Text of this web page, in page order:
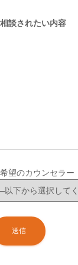
談されたい内容
望のカウンセラー